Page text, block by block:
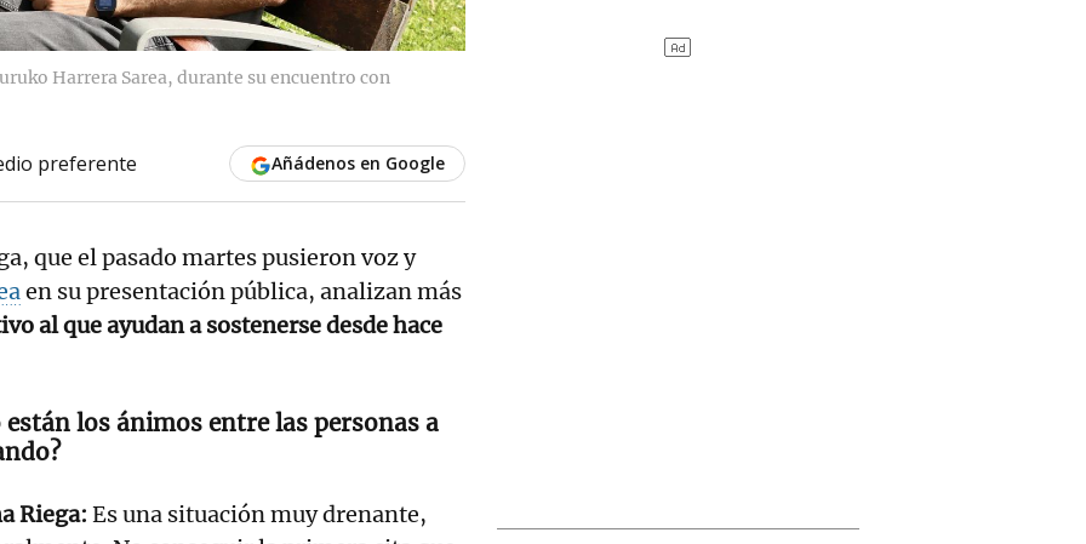
Harrera Sarea, durante su encuentro con
preferente Añádenos en Google
que el pasado martes pusieron voz y
en su presentación pública, analizan más
al que ayudan a sostenerse desde hace
están los ánimos entre las personas a
Riega: Es una situación muy drenante,